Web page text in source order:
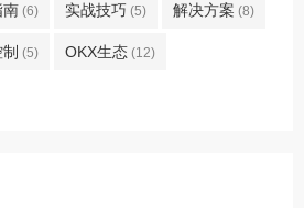
南 (6) 实战技巧 (5) 解决方案 (8)
(5) OKX生态 (12)